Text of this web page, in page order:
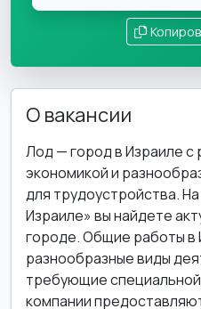
О вакансии
Лод — город в Израиле
экономикой и
для трудоустройства.
Израиле» вы найдете
городе. Общие работы в
разнообразные виды
требующие
компании